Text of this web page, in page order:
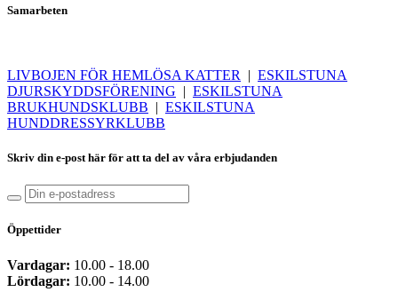
Samarbeten
LIVBOJEN FÖR HEMLÖSA KATTER | ESKILSTUNA
DJURSKYDDSFÖRENING | ESKILSTUNA
BRUKHUNDSKLUBB | ESKILSTUNA
HUNDDRESSYRKLUBB
Skriv din e-post här för att ta del av våra erbjudanden
Öppettider
Vardagar: 10.00 - 18.00
Lördagar: 10.00 - 14.00